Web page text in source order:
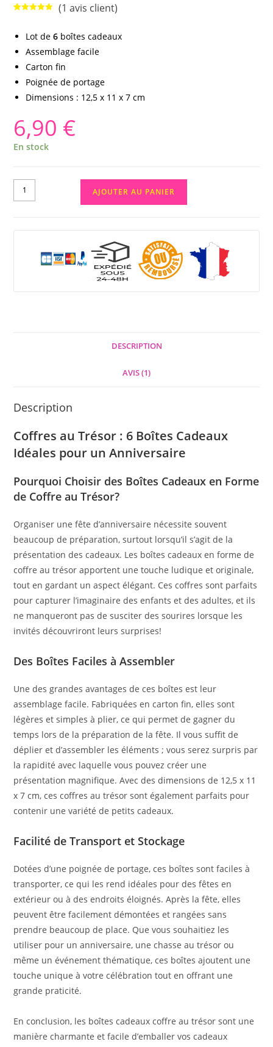
basé sur
notation
client
(1 avis client)
Lot de6 boîtes cadeaux
Assemblage facile
Carton fin
Poignée de portage
Dimensions : 12,5 x 11 x 7 cm
6,90 €
En stock
AJOUTER AU PANIER
DESCRIPTION
AVIS (1)
Description
Coffres au Trésor : 6 Boîtes Cadeaux
Idéales pour un Anniversaire
Pourquoi Choisir des Boîtes Cadeaux en Forme
de Coffre au Trésor?
Organiser une fête d’anniversaire nécessite souvent
beaucoup de préparation, surtout lorsqu’il s’agit de la
présentation des cadeaux. Les boîtes cadeaux en forme de
coffre au trésor apportent une touche ludique et originale,
tout en gardant un aspect élégant. Ces coffres sont parfaits
pour capturer l’imaginaire des enfants et des adultes, et ils
ne manqueront pas de susciter des sourires lorsque les
invités découvriront leurs surprises!
Des Boîtes Faciles à Assembler
Une des grandes avantages de ces boîtes est leur
assemblage facile. Fabriquées en carton fin, elles sont
légères et simples à plier, ce qui permet de gagner du
temps lors de la préparation de la fête. Il vous suffit de
déplier et d’assembler les éléments ; vous serez surpris par
la rapidité avec laquelle vous pouvez créer une
présentation magnifique. Avec des dimensions de 12,5 x 11
x 7 cm, ces coffres au trésor sont également parfaits pour
contenir une variété de petits cadeaux.
Facilité de Transport et Stockage
Dotées d’une poignée de portage, ces boîtes sont faciles à
transporter, ce qui les rend idéales pour des fêtes en
extérieur ou à des endroits éloignés. Après la fête, elles
peuvent être facilement démontées et rangées sans
prendre beaucoup de place. Que vous souhaitiez les
utiliser pour un anniversaire, une chasse au trésor ou
même un événement thématique, ces boîtes ajoutent une
touche unique à votre célébration tout en offrant une
grande praticité.
En conclusion, les boîtes cadeaux coffre au trésor sont une
manière charmante et facile d’emballer vos cadeaux